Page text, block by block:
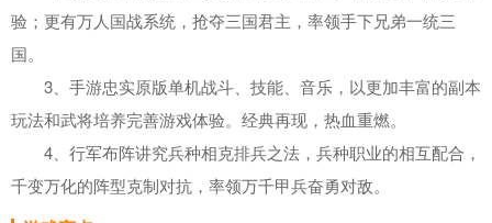
验；更有万人国战系统，抢夺三国君主，率领手下兄弟一统三
国。
3、手游忠实原版单机战斗、技能、音乐，以更加丰富的副本
玩法和武将培养完善游戏体验。经典再现，热血重燃。
4、行军布阵讲究兵种相克排兵之法，兵种职业的相互配合，
千变万化的阵型克制对抗，率领万千甲兵奋勇对敌。